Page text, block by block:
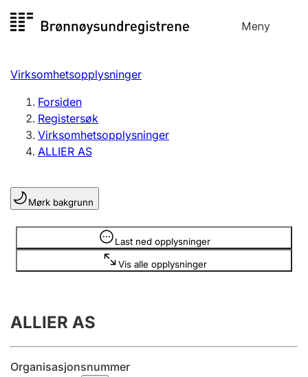
til
Meny
Registersøk
Aksjeselskap
Enkeltpersonforetak
Registrere, endre, slette
Lag og forening
Registrere, endre, slette
Årsregnskap
Innsending og forsinkelsesgebyr
Virksomhetsopplysninger
Forsiden
Registersøk
Virksomhetsopplysninger
ALLIER AS
Mørk bakgrunn
Last ned opplysninger
Vis alle opplysninger
Opplysninger er skjult
ALLIER AS
Organisasjonsnummer